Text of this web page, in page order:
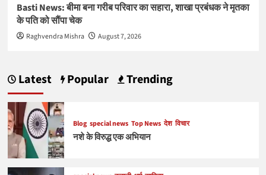
Basti News: बीमा बना गरीब परिवार का सहारा, शाखा प्रबंधक ने मृतका
के पति को सौंपा चेक
Raghvendra Mishra August 7, 2026
Latest Popular Trending
Blog special news Top News देश विचार
नशे के विरुद्ध एक अभियान